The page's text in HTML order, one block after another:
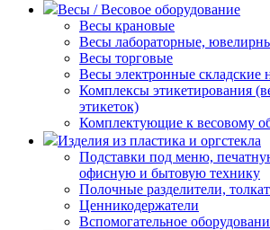
Весы / Весовое оборудование
Весы крановые
Весы лабораторные,
Весы торговые
Весы электронные складские
Комплексы этикетирования
этикеток)
Комплектующие к весовому
Изделия из пластика и оргстекла
Подставки под меню,
офисную и бытовую технику
Полочные разделители,
Ценникодержатели
Вспомогательное